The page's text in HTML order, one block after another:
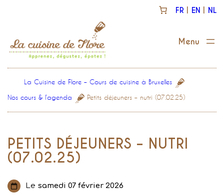
FR EN NL
La Cuisine de Flore – Cours de cuisine à Bruxelles
Nos cours & l’agenda
Petits déjeuners – nutri (07.02.25)
PETITS DÉJEUNERS – NUTRI
(07.02.25)
Le samedi 07 février 2026